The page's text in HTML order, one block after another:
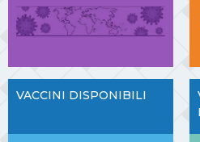
VACCINI DISPONIBILI